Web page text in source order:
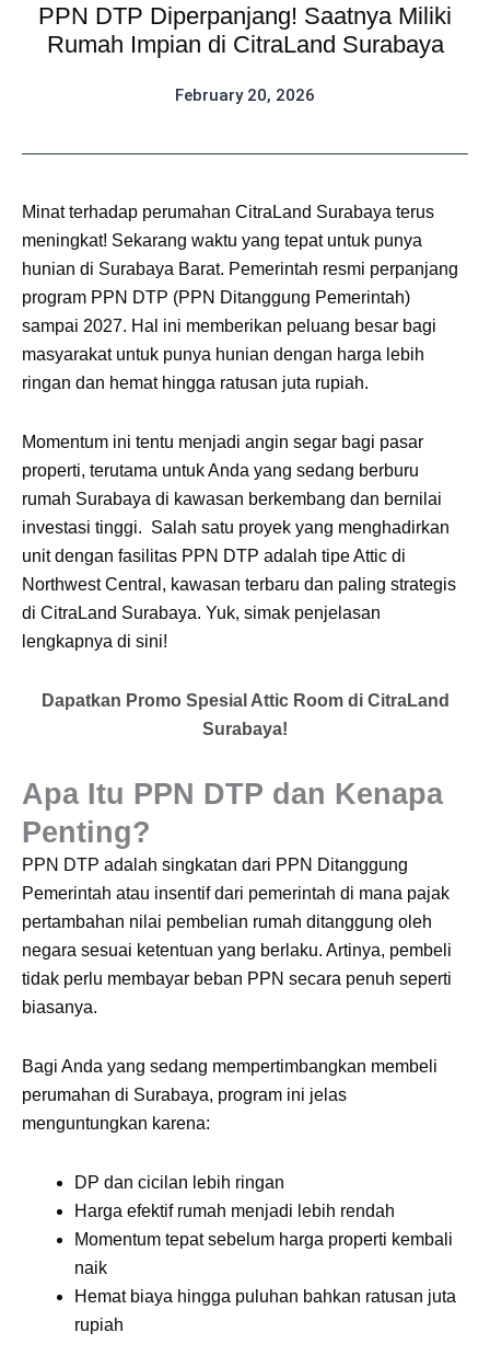
PPN DTP Diperpanjang! Saatnya Miliki
Rumah Impian di CitraLand Surabaya
February 20, 2026
Minat terhadap perumahan CitraLand Surabaya terus
meningkat! Sekarang waktu yang tepat untuk punya
hunian di Surabaya Barat. Pemerintah resmi perpanjang
program PPN DTP (PPN Ditanggung Pemerintah)
sampai 2027. Hal ini memberikan peluang besar bagi
masyarakat untuk punya hunian dengan harga lebih
ringan dan hemat hingga ratusan juta rupiah.
Momentum ini tentu menjadi angin segar bagi pasar
properti, terutama untuk Anda yang sedang berburu
rumah Surabaya di kawasan berkembang dan bernilai
investasi tinggi. Salah satu proyek yang menghadirkan
unit dengan fasilitas PPN DTP adalah tipe Attic di
Northwest Central, kawasan terbaru dan paling strategis
di CitraLand Surabaya. Yuk, simak penjelasan
lengkapnya di sini!
Dapatkan Promo Spesial Attic Room di CitraLand
Surabaya!
Apa Itu PPN DTP dan Kenapa
Penting?
PPN DTP adalah singkatan dari PPN Ditanggung
Pemerintah atau insentif dari pemerintah di mana pajak
pertambahan nilai pembelian rumah ditanggung oleh
negara sesuai ketentuan yang berlaku. Artinya, pembeli
tidak perlu membayar beban PPN secara penuh seperti
biasanya.
Bagi Anda yang sedang mempertimbangkan membeli
perumahan di Surabaya, program ini jelas
menguntungkan karena:
DP dan cicilan lebih ringan
Harga efektif rumah menjadi lebih rendah
Momentum tepat sebelum harga properti kembali
naik
Hemat biaya hingga puluhan bahkan ratusan juta
rupiah